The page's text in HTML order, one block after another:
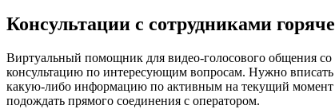
Консультации с сотрудниками
Виртуальный помощник для видео-голосового общения
консультацию по интересующим вопросам. Нужно
какую-либо информацию по активным на текущий момент
подождать прямого соединения с оператором.